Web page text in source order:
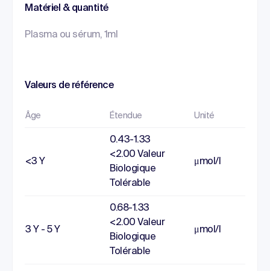
Matériel & quantité
Plasma ou sérum, 1ml
Valeurs de référence
Âge Étendue Unité
<3 Y
0.43-1.33
<2.00 Valeur
Biologique
Tolérable
μmol/l
3 Y - 5 Y
0.68-1.33
<2.00 Valeur
Biologique
Tolérable
μmol/l